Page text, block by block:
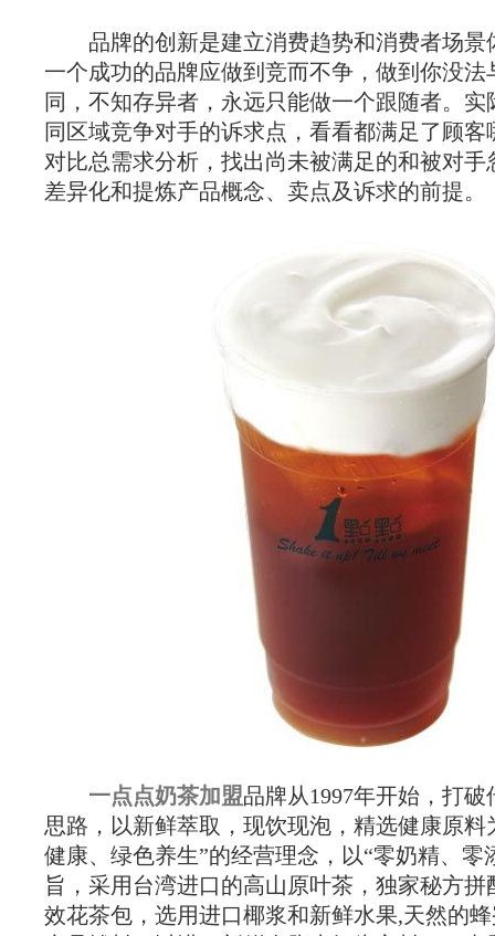
品牌的创新是建立消费趋势和消费者场景
一个成功的品牌应做到竞而不争，做到你没法
同，不知存异者，永远只能做一个跟随者。
同区域竞争对手的诉求点，看看都满足了顾
对比总需求分析，找出尚未被满足的和被对手
差异化和提炼产品概念、卖点及诉求的前提。
一点点奶茶加盟品牌从1997年开始，打
思路，以新鲜萃取，现饮现泡，精选健康原料
健康、绿色养生”的经营理念，以“零奶精、零
旨，采用台湾进口的高山原叶茶，独家秘方
效花茶包，选用进口椰浆和新鲜水果,天然的